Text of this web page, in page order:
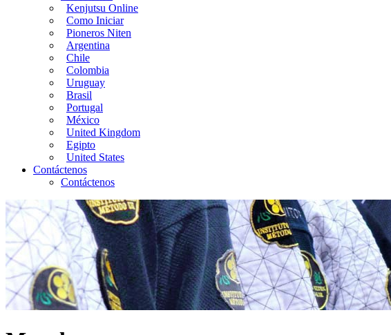
Kenjutsu Online
Como Iniciar
Pioneros Niten
Argentina
Chile
Colombia
Uruguay
Brasil
Portugal
México
United Kingdom
Egipto
United States
Contáctenos
Contáctenos